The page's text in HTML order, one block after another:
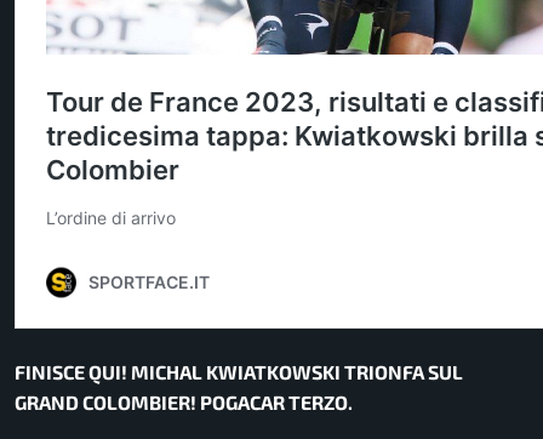
FINISCE QUI! MICHAL KWIATKOWSKI TRIONFA SUL
GRAND COLOMBIER! POGACAR TERZO.